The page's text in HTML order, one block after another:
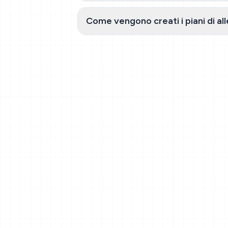
Come vengono creati i piani di